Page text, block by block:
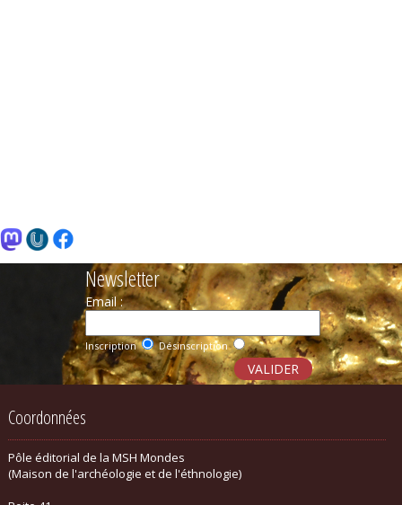
Newsletter
Email :
Inscription Désinscription
Coordonnées
Pôle éditorial de la MSH Mondes
(Maison de l'archéologie et de l'éthnologie)